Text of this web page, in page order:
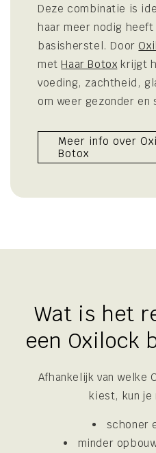
Deze combinatie is
haar meer nodig
basisherstel. Door
met Haar Botox krijgt
voeding, zachtheid,
om weer gezonder en
Meer info over
Botox
Wat is het
een Oxilock
Afhankelijk van welke
kiest, kun je
schoner
minder